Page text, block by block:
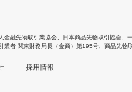
金融先物取引業協会 日本商品先物取引協会
業者 関東財務局長（金商）第195号、商品先物
採用情報